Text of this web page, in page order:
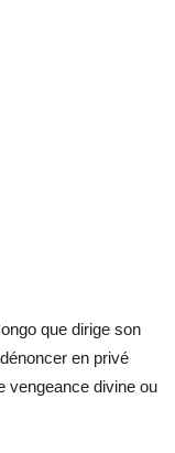
que dirige son
en privé
vengeance divine ou